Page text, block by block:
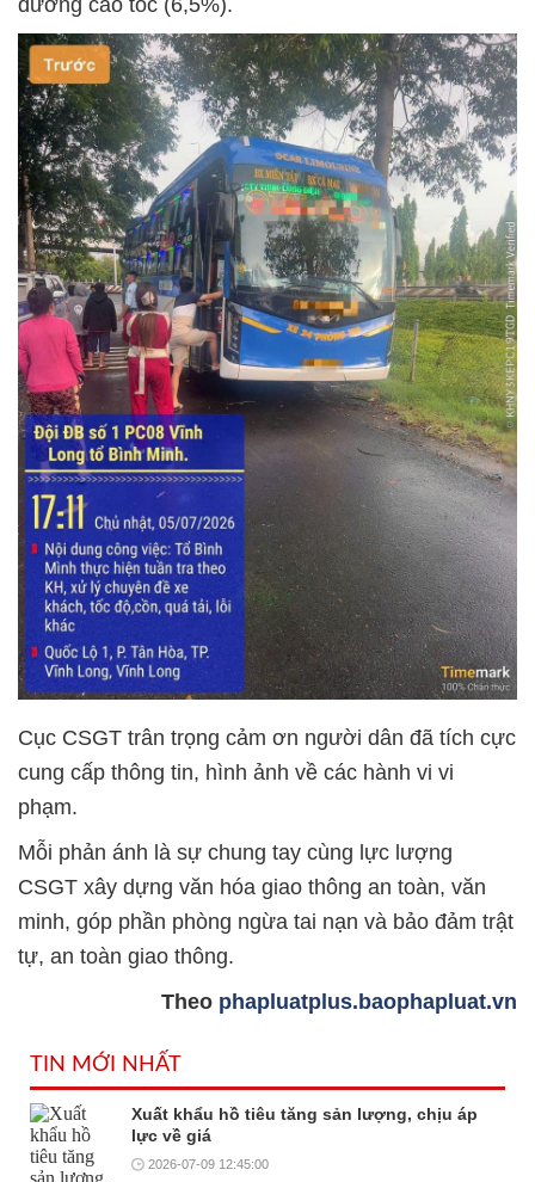
đường cao tốc (6,5%).
Cục CSGT trân trọng cảm ơn người dân đã tích cực
cung cấp thông tin, hình ảnh về các hành vi vi
phạm.
Mỗi phản ánh là sự chung tay cùng lực lượng
CSGT xây dựng văn hóa giao thông an toàn, văn
minh, góp phần phòng ngừa tai nạn và bảo đảm trật
tự, an toàn giao thông.
Theo phapluatplus.baophapluat.vn
TIN MỚI NHẤT
Xuất khẩu hồ tiêu tăng sản lượng, chịu áp
lực về giá
2026-07-09 12:45:00